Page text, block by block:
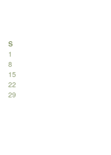
S
1
8
15
22
29